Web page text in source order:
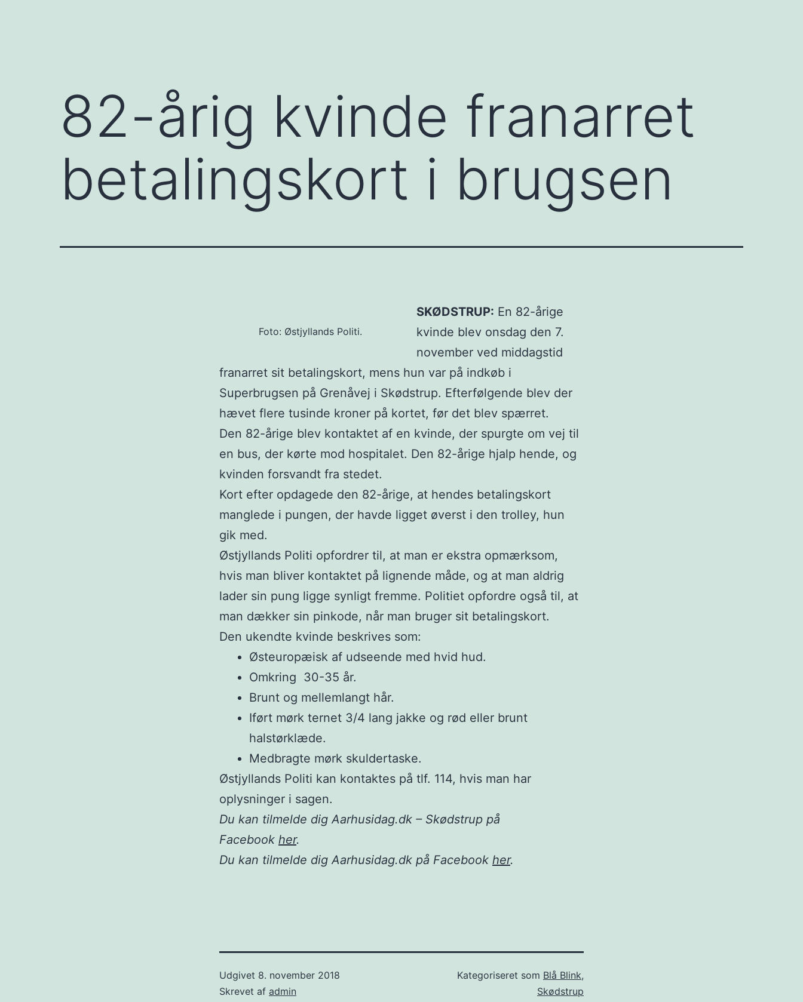
82-årig kvinde franarret
betalingskort i brugsen
Foto: Østjyllands Politi.
SKØDSTRUP: En 82-årige
kvinde blev onsdag den 7.
november ved middagstid
franarret sit betalingskort, mens hun var på indkøb i
Superbrugsen på Grenåvej i Skødstrup. Efterfølgende blev der
hævet flere tusinde kroner på kortet, før det blev spærret.
Den 82-årige blev kontaktet af en kvinde, der spurgte om vej til
en bus, der kørte mod hospitalet. Den 82-årige hjalp hende, og
kvinden forsvandt fra stedet.
Kort efter opdagede den 82-årige, at hendes betalingskort
manglede i pungen, der havde ligget øverst i den trolley, hun
gik med.
Østjyllands Politi opfordrer til, at man er ekstra opmærksom,
hvis man bliver kontaktet på lignende måde, og at man aldrig
lader sin pung ligge synligt fremme. Politiet opfordre også til, at
man dækker sin pinkode, når man bruger sit betalingskort.
Den ukendte kvinde beskrives som:
Østeuropæisk af udseende med hvid hud.
Omkring 30-35 år.
Brunt og mellemlangt hår.
Iført mørk ternet 3/4 lang jakke og rød eller brunt
halstørklæde.
Medbragte mørk skuldertaske.
Østjyllands Politi kan kontaktes på tlf. 114, hvis man har
oplysninger i sagen.
Du kan tilmelde dig Aarhusidag.dk – Skødstrup på
Facebook her.
Du kan tilmelde dig Aarhusidag.dk på Facebook her.
Udgivet 8. november 2018
Skrevet af admin
Kategoriseret som Blå Blink,
Skødstrup